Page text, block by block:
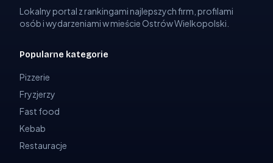
Lokalny portal z rankingami najlepszych firm, profilami
osób i wydarzeniami w mieście Ostrów Wielkopolski.
Popularne kategorie
Pizzerie
Fryzjerzy
Fast food
Kebab
Restauracje